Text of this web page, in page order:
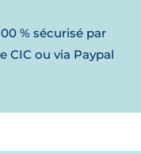
% sécurisé par
CIC ou via Paypal